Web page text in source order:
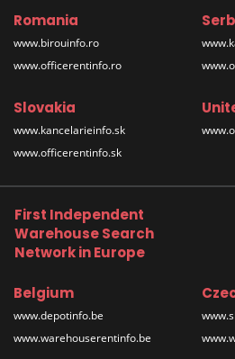
Romania
www.birouinfo.ro
www.officerentinfo.ro
Slovakia
www.kancelarieinfo.sk
www.officerentinfo.sk
First Independent
Warehouse Search
Network in Europe
Belgium
www.depotinfo.be
www.warehouserentinfo.be